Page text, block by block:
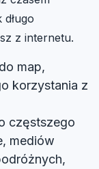
z internetu.
map,
korzystania z
częstszego
mediów